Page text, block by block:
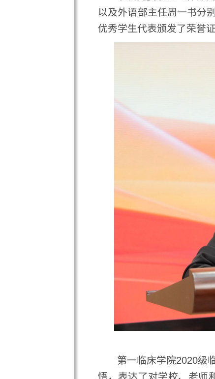
第一临床学院2020级临床
悟，表达了对学校、老师和同
致远”的校训，传承和发扬广
力，书写无愧于祖国、无愧于